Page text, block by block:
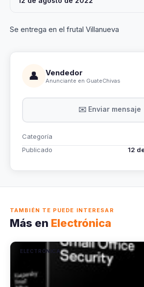
Se entrega en el frutal Villanueva
👤 Vendedor
Anunciante en GuateChivas
✉️ Enviar mensaje
Categoría
Publicado
12
TAMBIÉN TE PUEDE INTERESAR
Más en Electrónica
ELECTRÓNICA